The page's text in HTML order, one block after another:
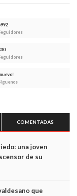
COMENTADAS
una joven
de su
últimos minutos
que